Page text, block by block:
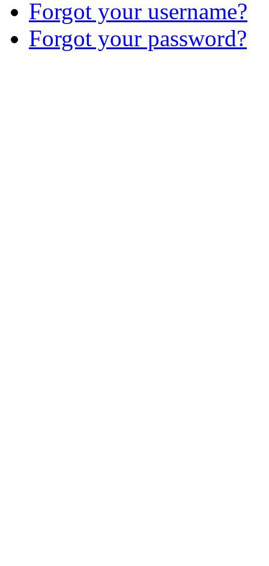
Forgot your username?
Forgot your password?